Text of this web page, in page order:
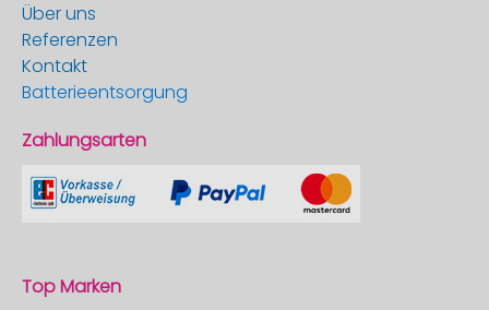
Über uns
Referenzen
Kontakt
Batterieentsorgung
Zahlungsarten
Top Marken